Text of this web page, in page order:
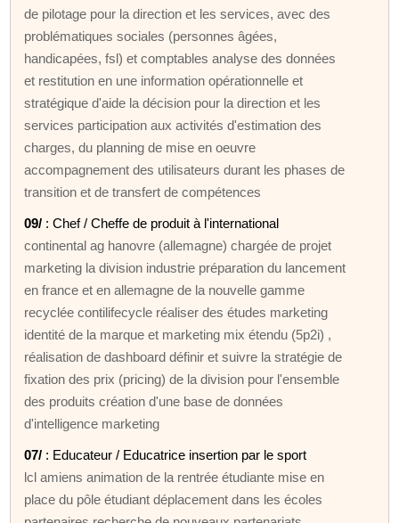
de pilotage pour la direction et les services, avec des
problématiques sociales (personnes âgées,
handicapées, fsl) et comptables analyse des données
et restitution en une information opérationnelle et
stratégique d'aide la décision pour la direction et les
services participation aux activités d'estimation des
charges, du planning de mise en oeuvre
accompagnement des utilisateurs durant les phases de
transition et de transfert de compétences
09/ : Chef / Cheffe de produit à l'international
continental ag hanovre (allemagne) chargée de projet
marketing la division industrie préparation du lancement
en france et en allemagne de la nouvelle gamme
recyclée contilifecycle réaliser des études marketing
identité de la marque et marketing mix étendu (5p2i) ,
réalisation de dashboard définir et suivre la stratégie de
fixation des prix (pricing) de la division pour l'ensemble
des produits création d'une base de données
d'intelligence marketing
07/ : Educateur / Educatrice insertion par le sport
lcl amiens animation de la rentrée étudiante mise en
place du pôle étudiant déplacement dans les écoles